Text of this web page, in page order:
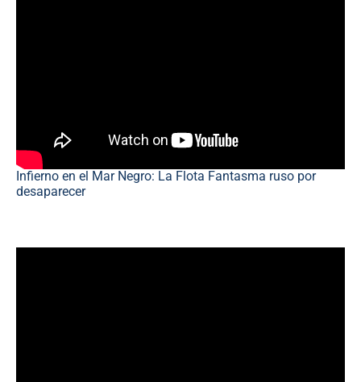
Infierno en el Mar Negro: La Flota Fantasma ruso por
desaparecer